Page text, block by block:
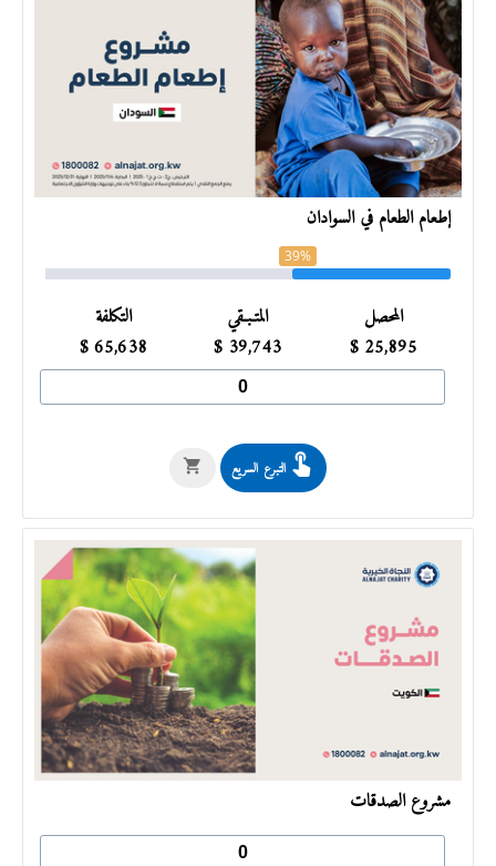
إطعام الطعام في السوادان
39%
المحصل
25,895
$
المتـبـقي
39,743
$
التكلفة
65,638
$
التبرع السريع
مشروع الصدقات